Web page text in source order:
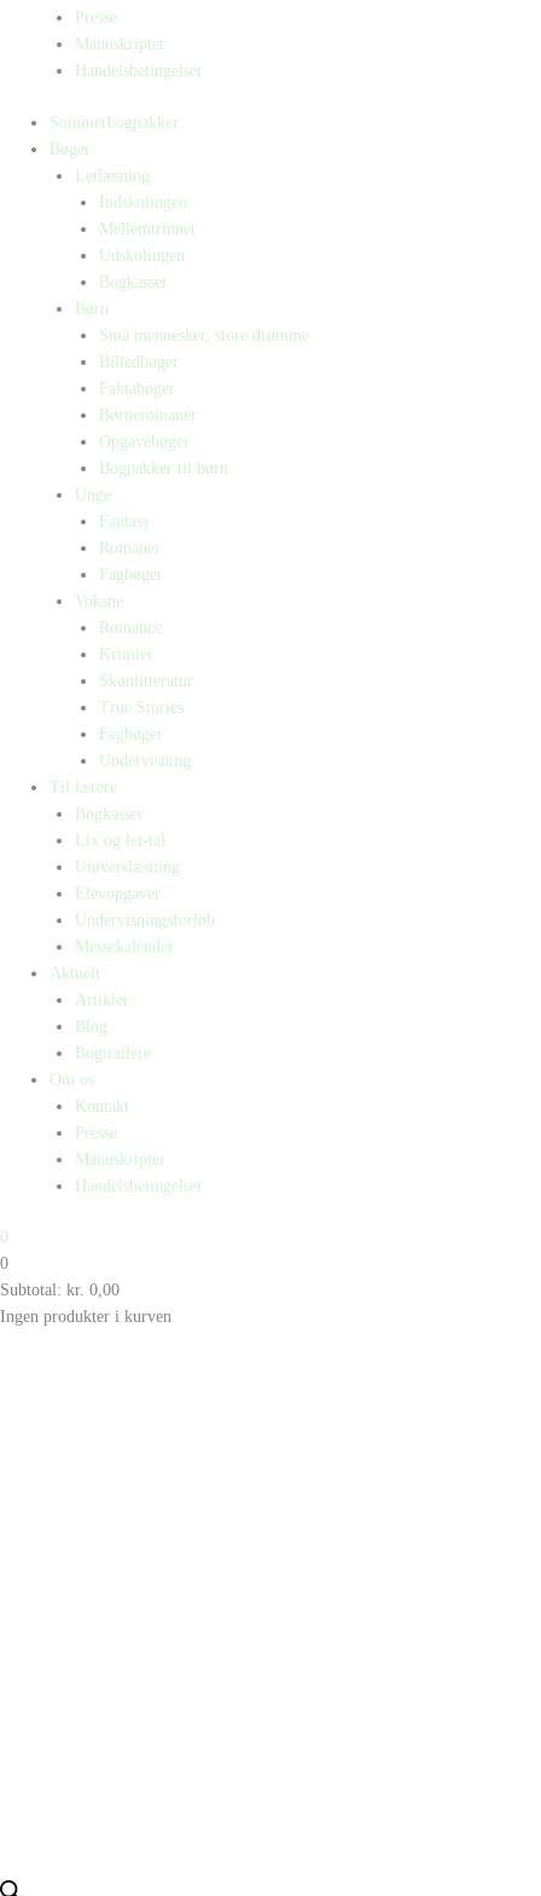
Presse
Manuskripter
Handelsbetingelser
Sommerbogpakker
Bøger
Letlæsning
Indskolingen
Mellemtrinnet
Udskolingen
Bogkasser
Børn
Små mennesker, store drømme
Billedbøger
Faktabøger
Børneromaner
Opgavebøger
Bogpakker til børn
Unge
Fantasy
Romaner
Fagbøger
Voksne
Romance
Krimier
Skønlitteratur
True Stories
Fagbøger
Undervisning
Til lærere
Bogkasser
Lix og let-tal
Universlæsning
Elevopgaver
Undervisningsforløb
Messekalender
Aktuelt
Artikler
Blog
Bogtrailere
Om os
Kontakt
Presse
Manuskripter
Handelsbetingelser
0
0
Subtotal: kr. 0,00
Ingen produkter i kurven